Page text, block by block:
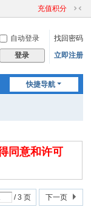
充值积分
切
到
窄
自动登录
找回密码
登录 立即注册
快捷导航
同意和许可
/ 3 页 下一页